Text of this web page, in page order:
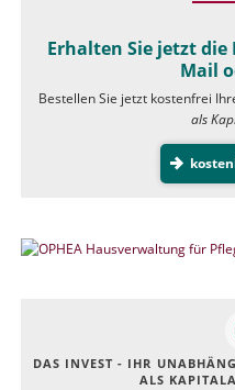
Erhalten Sie jetzt
Mail
Bestellen Sie jetzt kostenfrei
als
DAS INVEST - IHR
ALS